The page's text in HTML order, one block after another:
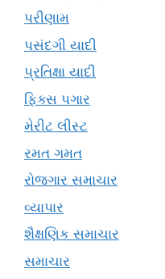
પરીણામ
પસંદગી યાદી
પ્રતિક્ષા યાદી
ફિક્સ પગાર
મેરીટ લીસ્ટ
રમત ગમત
રોજગાર સમાચાર
વ્યાપાર
શૈક્ષણિક સમાચાર
સમાચાર